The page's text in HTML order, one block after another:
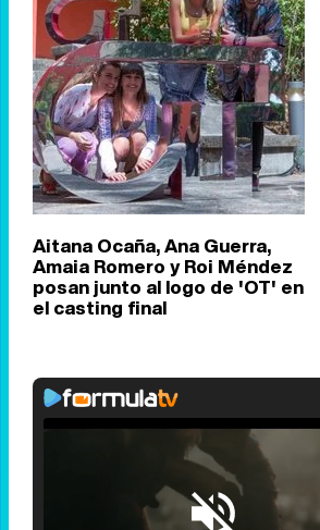
Aitana Ocaña, Ana Guerra,
Amaia Romero y Roi Méndez
posan junto al logo de 'OT' en
el casting final